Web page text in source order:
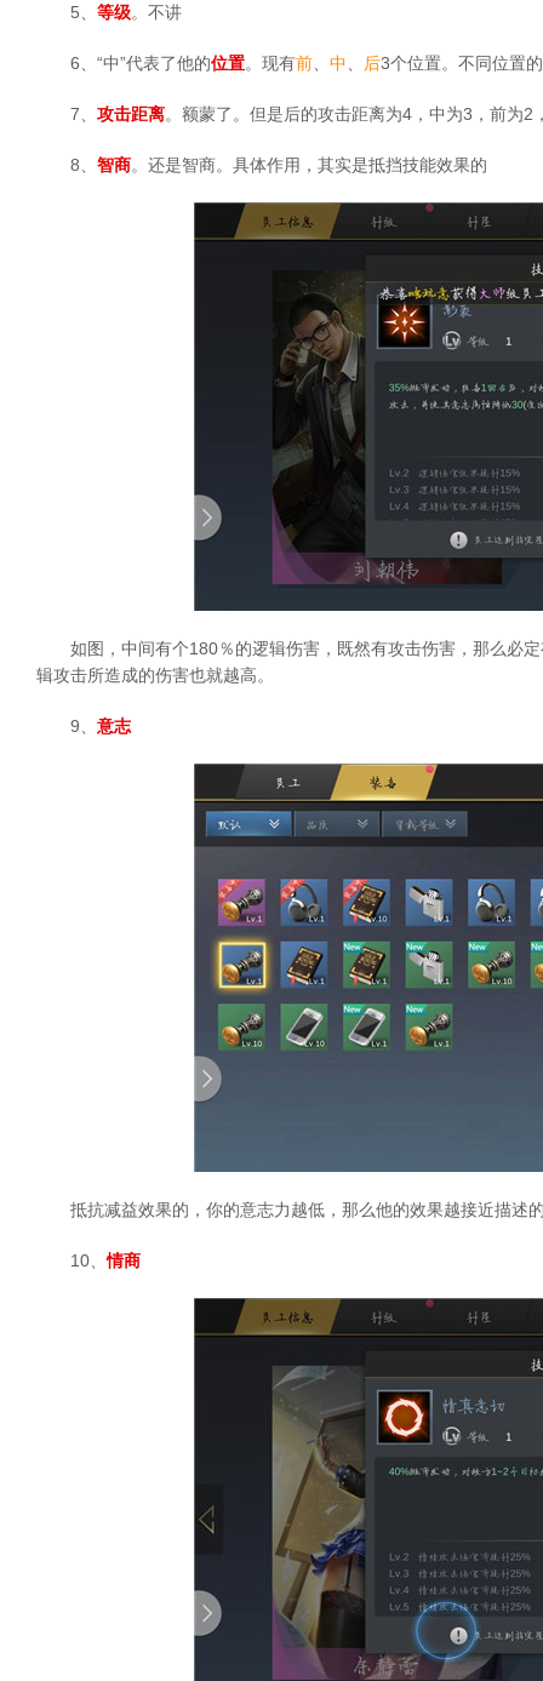
5、 等级。不讲
6、“中”代表了他的位置。现有前 中 后3个位置。不同位置
7、 攻击距离。额蒙了。但是后的攻击距离为4，中为3，前为
8、 智商。还是智商。具体作用，其实是抵挡技能效果的
如图，中间有个180％的逻辑伤害，既然有攻击伤害，那么必
辑攻击所造成的伤害也就越高。
9、 意志
抵抗减益效果的，你的意志力越低，那么他的效果越接近描述
10、情商